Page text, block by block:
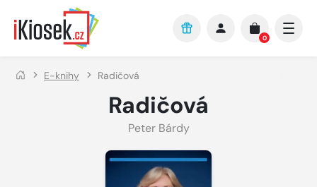
Přejít na hlavní obsah
0
E-knihy Radičová
Radičová
Peter Bárdy